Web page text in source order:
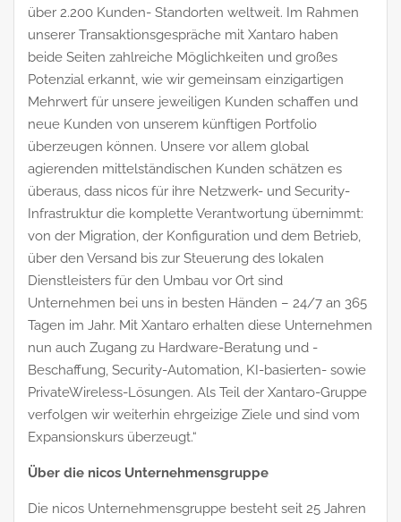
über 2.200 Kunden- Standorten weltweit. Im Rahmen
unserer Transaktionsgespräche mit Xantaro haben
beide Seiten zahlreiche Möglichkeiten und großes
Potenzial erkannt, wie wir gemeinsam einzigartigen
Mehrwert für unsere jeweiligen Kunden schaffen und
neue Kunden von unserem künftigen Portfolio
überzeugen können. Unsere vor allem global
agierenden mittelständischen Kunden schätzen es
überaus, dass nicos für ihre Netzwerk- und Security-
Infrastruktur die komplette Verantwortung übernimmt:
von der Migration, der Konfiguration und dem Betrieb,
über den Versand bis zur Steuerung des lokalen
Dienstleisters für den Umbau vor Ort sind
Unternehmen bei uns in besten Händen – 24/7 an 365
Tagen im Jahr. Mit Xantaro erhalten diese Unternehmen
nun auch Zugang zu Hardware-Beratung und -
Beschaffung, Security-Automation, KI-basierten- sowie
PrivateWireless-Lösungen. Als Teil der Xantaro-Gruppe
verfolgen wir weiterhin ehrgeizige Ziele und sind vom
Expansionskurs überzeugt.“
Über die nicos Unternehmensgruppe
Die nicos Unternehmensgruppe besteht seit 25 Jahren